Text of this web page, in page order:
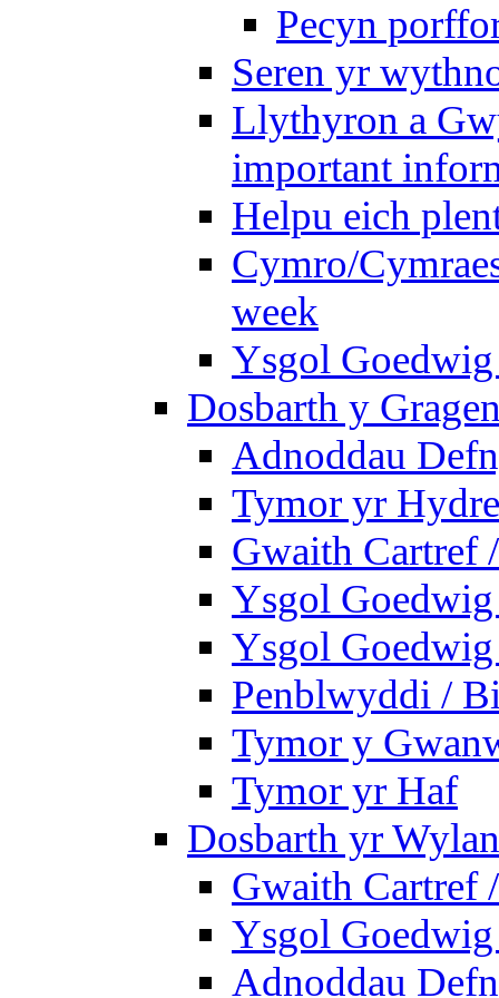
Pecyn
Seren yr
Llythyron a
important
Helpu eich
Cymro/
week
Ysgol
Dosbarth y
Adnoddau
Tymor yr
Gwaith Cartref
Ysgol
Ysgol
Penblwyddi /
Tymor y
Tymor yr Haf
Dosbarth yr
Gwaith Cartref
Ysgol
Adnoddau